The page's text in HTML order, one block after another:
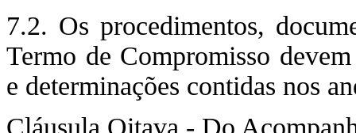
7.2. Os procedimentos,
Termo de Compromisso
e determinações contidas nos
Cláusula Oitava - Do